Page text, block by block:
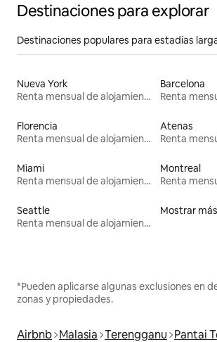
Destinaciones para explorar
Destinaciones populares para estadías
Nueva York
Renta mensual de alojamientos
Barcelona
Florencia
Renta mensual de alojamientos
Atenas
Miami
Renta mensual de alojamientos
Montreal
Seattle
Renta mensual de alojamientos
Mostrar más
*Pueden aplicarse algunas exclusiones en
zonas y propiedades.
Airbnb Malasia Terengganu Pantai